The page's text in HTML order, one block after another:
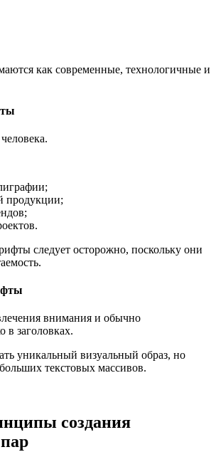
как современные, технологичные и
продукции;
следует осторожно, поскольку они
внимания и обычно
в заголовках.
уникальный визуальный образ, но
текстовых массивов.
создания